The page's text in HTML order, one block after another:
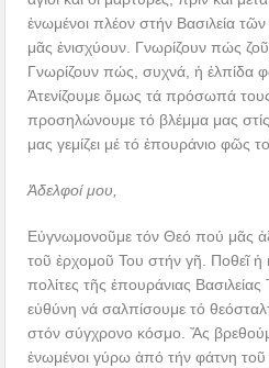
ἑνωμένοι πλέον στήν Βασιλεία
μᾶς ἐνισχύουν. Γνωρίζουν πώς
Γνωρίζουν πώς, συχνά, ἡ ἐλπίδα
Ἀτενίζουμε ὅμως τά πρόσωπά τους
προσηλώνουμε τό βλέμμα μας
μας γεμίζει μέ τό ἐπουράνιο φῶς
Ἀδελφοί μου,
Εὐγνωμονοῦμε τόν Θεό πού μᾶς
τοῦ ἐρχομοῦ Του στήν γῆ. Ποθεῖ ἡ
πολίτες τῆς ἐπουράνιας
εὐθύνη νά σαλπίσουμε τό
στόν σύγχρονο κόσμο. Ἄς
ἑνωμένοι γύρω ἀπό τήν φάτνη τοῦ